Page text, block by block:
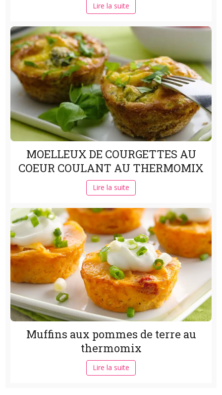
Lire la suite
MOELLEUX DE COURGETTES AU
COEUR COULANT AU THERMOMIX
Lire la suite
Muffins aux pommes de terre au
thermomix
Lire la suite